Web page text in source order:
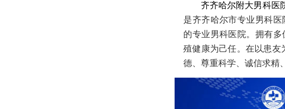
齐齐哈尔附大男科医
是齐齐哈尔市专业男科
的专业男科医院。拥有
殖健康为己任。在以患友
德、尊重科学、诚信求精